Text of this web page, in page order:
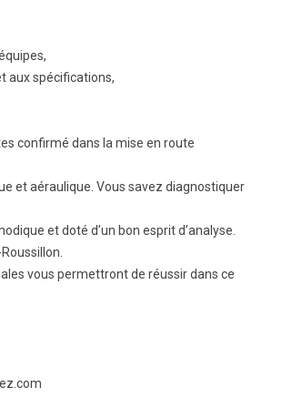
aux spécifications,
confirmé dans la mise en route
et aéraulique. Vous savez diagnostiquer
et doté d’un bon esprit d’analyse.
vous permettront de réussir dans ce